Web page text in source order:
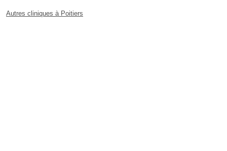
Autres cliniques à Poitiers